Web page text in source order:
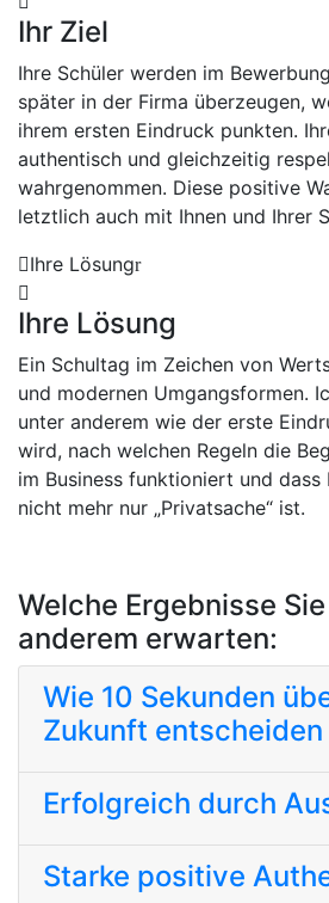
Ihr Ziel
Ihre Schüler werden im
später in der Firma überzeugen,
ihrem ersten Eindruck punkten.
authentisch und gleichzeitig
wahrgenommen. Diese positive
letztlich auch mit Ihnen und Ihrer
Ihre Lösung
Ihre Lösung
Ein Schultag im Zeichen von
und modernen Umgangsformen.
unter anderem wie der erste
wird, nach welchen Regeln die
im Business funktioniert und dass
nicht mehr nur „Privatsache“ ist.
Welche Ergebnisse
anderem erwarten:
Wie 10 Sekunden
Zukunft entscheiden
Erfolgreich durch
Starke positive